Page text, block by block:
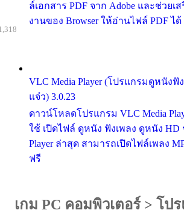
ล์เอกสาร PDF จาก Adobe และช่วย
งานของ Browser ให้อ่านไฟล์ PDF ได้
VLC Media Player (โปรแกรมดูหนังฟั
แจ๋ว) 3.0.23
ดาวน์โหลดโปรแกรม VLC Media
ใช้ เปิดไฟล์ ดูหนัง ฟังเพลง ดูหนัง
Player ล่าสุด สามารถเปิดไฟล์เพลง
ฟรี
เกม PC คอมพิวเตอร์> โป